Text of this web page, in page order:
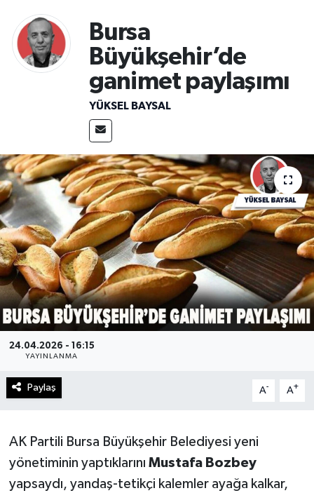
Bursa
Büyükşehir’de
ganimet paylaşımı
YÜKSEL BAYSAL
24.04.2026 - 16:15
YAYINLANMA
Paylaş A- A+
AK Partili Bursa Büyükşehir Belediyesi yeni
yönetiminin yaptıklarını Mustafa Bozbey
yapsaydı, yandaş-tetikçi kalemler ayağa kalkar,
Sağlık
Spor
Teknoloji